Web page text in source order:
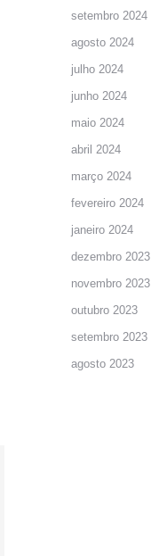
setembro 2024
agosto 2024
julho 2024
junho 2024
maio 2024
abril 2024
março 2024
fevereiro 2024
janeiro 2024
dezembro 2023
novembro 2023
outubro 2023
setembro 2023
agosto 2023